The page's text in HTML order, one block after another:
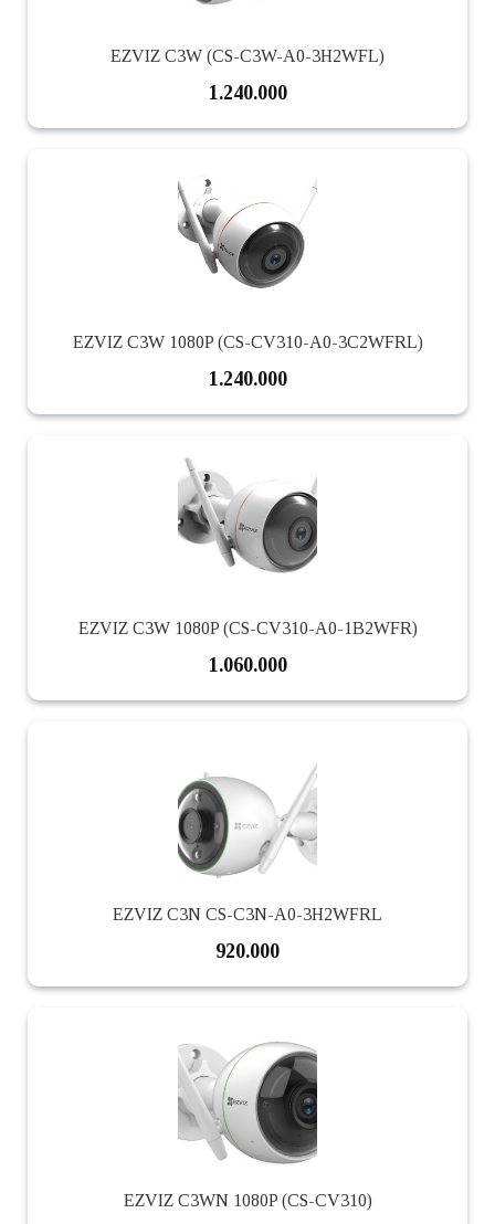
EZVIZ C3W (CS-C3W-A0-3H2WFL)
1.240.000
EZVIZ C3W 1080P (CS-CV310-A0-3C2WFRL)
1.240.000
EZVIZ C3W 1080P (CS-CV310-A0-1B2WFR)
1.060.000
EZVIZ C3N CS-C3N-A0-3H2WFRL
920.000
EZVIZ C3WN 1080P (CS-CV310)